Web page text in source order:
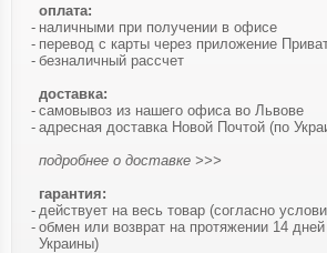
оплата:
наличными при получении в офисе
перевод с карты через приложение
безналичный рассчет
доставка:
самовывоз из нашего офиса во Львове
адресная доставка Новой Почтой (по
подробнее о доставке >>>
гарантия:
действует на весь товар (согласно
обмен или возврат на протяжении 14 дней
Украины)